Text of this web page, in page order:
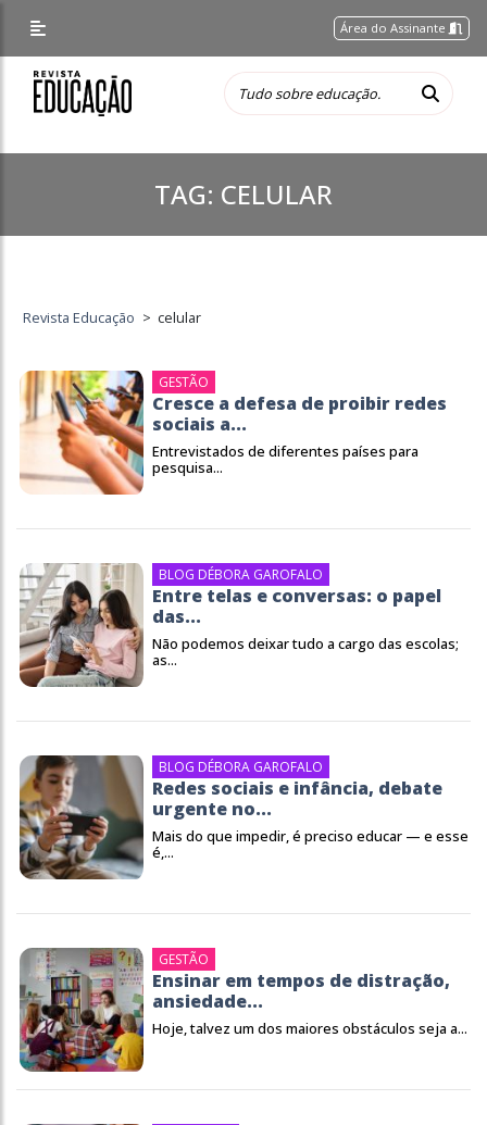
Área do Assinante
TAG: CELULAR
Revista Educação > celular
GESTÃO
Cresce a defesa de proibir redes
sociais a...
Entrevistados de diferentes países para
pesquisa...
BLOG DÉBORA GAROFALO
Entre telas e conversas: o papel
das...
Não podemos deixar tudo a cargo das escolas;
as...
BLOG DÉBORA GAROFALO
Redes sociais e infância, debate
urgente no...
Mais do que impedir, é preciso educar — e esse
é,...
GESTÃO
Ensinar em tempos de distração,
ansiedade...
Hoje, talvez um dos maiores obstáculos seja a...